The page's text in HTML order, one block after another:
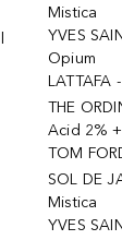
Mistica
YVES
Opium
LATTAFA
THE
Acid 2%
TOM
SOL DE
Mistica
YVES